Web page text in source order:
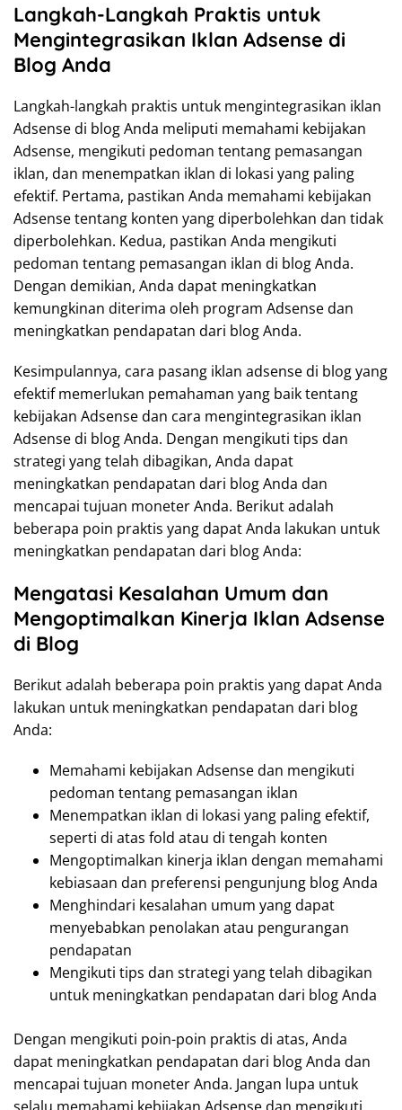
Langkah-Langkah Praktis untuk
Mengintegrasikan Iklan Adsense di
Blog Anda
Langkah-langkah praktis untuk mengintegrasikan iklan
Adsense di blog Anda meliputi memahami kebijakan
Adsense, mengikuti pedoman tentang pemasangan
iklan, dan menempatkan iklan di lokasi yang paling
efektif. Pertama, pastikan Anda memahami kebijakan
Adsense tentang konten yang diperbolehkan dan tidak
diperbolehkan. Kedua, pastikan Anda mengikuti
pedoman tentang pemasangan iklan di blog Anda.
Dengan demikian, Anda dapat meningkatkan
kemungkinan diterima oleh program Adsense dan
meningkatkan pendapatan dari blog Anda.
Kesimpulannya, cara pasang iklan adsense di blog yang
efektif memerlukan pemahaman yang baik tentang
kebijakan Adsense dan cara mengintegrasikan iklan
Adsense di blog Anda. Dengan mengikuti tips dan
strategi yang telah dibagikan, Anda dapat
meningkatkan pendapatan dari blog Anda dan
mencapai tujuan moneter Anda. Berikut adalah
beberapa poin praktis yang dapat Anda lakukan untuk
meningkatkan pendapatan dari blog Anda:
Mengatasi Kesalahan Umum dan
Mengoptimalkan Kinerja Iklan Adsense
di Blog
Berikut adalah beberapa poin praktis yang dapat Anda
lakukan untuk meningkatkan pendapatan dari blog
Anda:
Memahami kebijakan Adsense dan mengikuti
pedoman tentang pemasangan iklan
Menempatkan iklan di lokasi yang paling efektif,
seperti di atas fold atau di tengah konten
Mengoptimalkan kinerja iklan dengan memahami
kebiasaan dan preferensi pengunjung blog Anda
Menghindari kesalahan umum yang dapat
menyebabkan penolakan atau pengurangan
pendapatan
Mengikuti tips dan strategi yang telah dibagikan
untuk meningkatkan pendapatan dari blog Anda
Dengan mengikuti poin-poin praktis di atas, Anda
dapat meningkatkan pendapatan dari blog Anda dan
mencapai tujuan moneter Anda. Jangan lupa untuk
selalu memahami kebijakan Adsense dan mengikuti